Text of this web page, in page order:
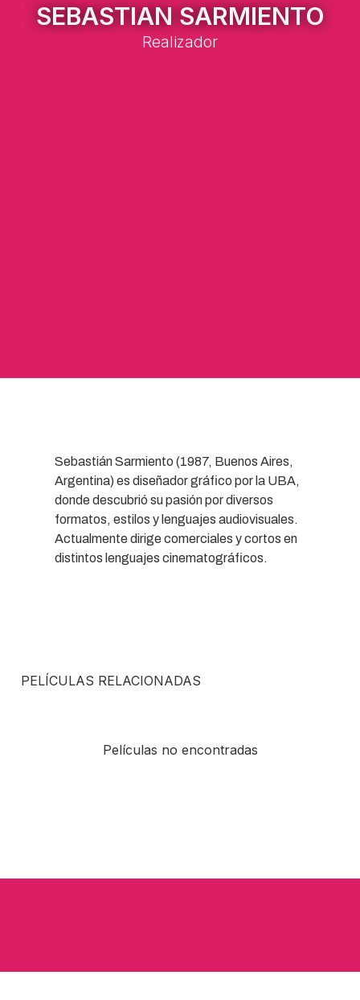
SEBASTIAN SARMIENTO
Realizador
Sebastián Sarmiento (1987, Buenos Aires,
Argentina) es diseñador gráfico por la UBA,
donde descubrió su pasión por diversos
formatos, estilos y lenguajes audiovisuales.
Actualmente dirige comerciales y cortos en
distintos lenguajes cinematográficos.
PELÍCULAS RELACIONADAS
Películas no encontradas